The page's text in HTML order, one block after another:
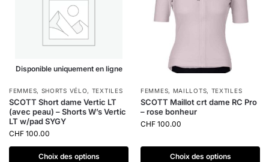
Disponible uniquement en ligne
FEMMES, SHORTS VÉLO, TEXTILES
SCOTT Short dame Vertic LT
(avec peau) – Shorts W’s Vertic
LT w/pad SYGY
CHF 100.00
Choix des options
FEMMES, MAILLOTS, TEXTILES
SCOTT Maillot crt dame RC Pro
– rose bonheur
CHF 100.00
Choix des options